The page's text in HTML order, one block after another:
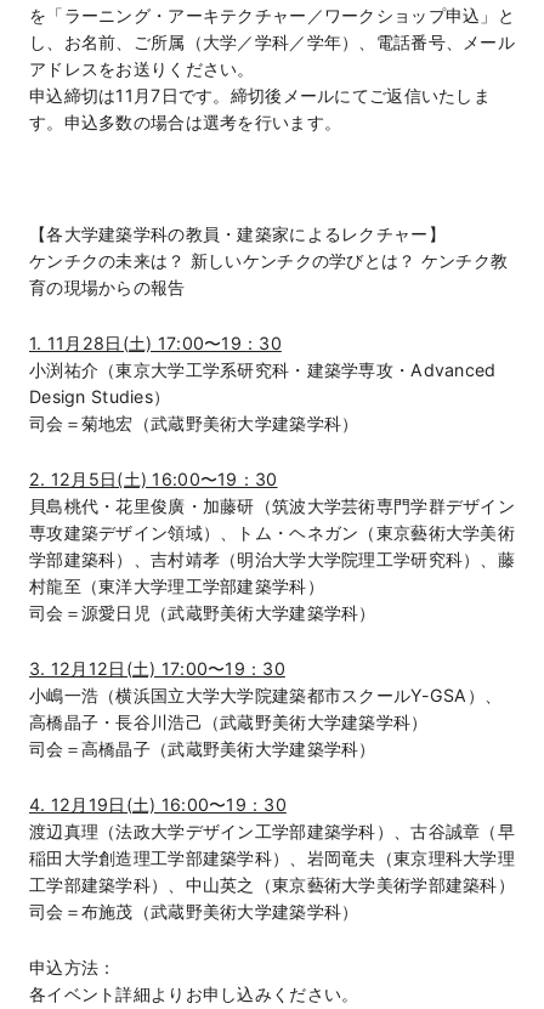
を「ラーニング・アーキテクチャー／ワークショップ申込」と
し、お名前、ご所属（大学／学科／学年）、電話番号、メール
アドレスをお送りください。
申込締切は11月7日です。締切後メールにてご返信いたしま
す。申込多数の場合は選考を行います。
【各大学建築学科の教員・建築家によるレクチャー】
ケンチクの未来は？ 新しいケンチクの学びとは？ ケンチク教
育の現場からの報告
1. 11月28日(土) 17:00〜19：30
小渕祐介（東京大学工学系研究科・建築学専攻・Advanced
Design Studies）
司会＝菊地宏（武蔵野美術大学建築学科）
2. 12月5日(土) 16:00〜19：30
貝島桃代・花里俊廣・加藤研（筑波大学芸術専門学群デザイン
専攻建築デザイン領域）、トム・ヘネガン（東京藝術大学美術
学部建築科）、吉村靖孝（明治大学大学院理工学研究科）、藤
村龍至（東洋大学理工学部建築学科）
司会＝源愛日児（武蔵野美術大学建築学科）
3. 12月12日(土) 17:00〜19：30
小嶋一浩（横浜国立大学大学院建築都市スクールY-GSA）、
高橋晶子・長谷川浩己（武蔵野美術大学建築学科）
司会＝高橋晶子（武蔵野美術大学建築学科）
4. 12月19日(土) 16:00〜19：30
渡辺真理（法政大学デザイン工学部建築学科）、古谷誠章（早
稲田大学創造理工学部建築学科）、岩岡竜夫（東京理科大学理
工学部建築学科）、中山英之（東京藝術大学美術学部建築科）
司会＝布施茂（武蔵野美術大学建築学科）
申込方法：
各イベント詳細よりお申し込みください。